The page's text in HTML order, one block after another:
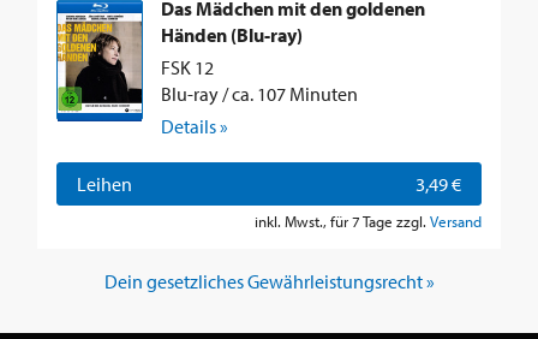
Das Mädchen mit den goldenen
Händen (Blu-ray)
FSK 12
Blu-ray / ca. 107 Minuten
Details »
Leihen 3,49 €
inkl. Mwst., für 7 Tage zzgl. Versand
Dein gesetzliches Gewährleistungsrecht »